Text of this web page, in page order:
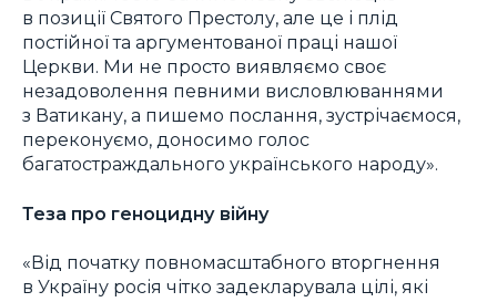
в позиції Святого Престолу, але це і плід
постійної та аргументованої праці нашої
Церкви. Ми не просто виявляємо своє
незадоволення певними висловлюваннями
з Ватикану, а пишемо послання, зустрічаємося,
переконуємо, доносимо голос
багатостраждального українського народу».
Теза про геноцидну війну
«Від початку повномасштабного вторгнення
в Україну росія чітко задекларувала цілі, які